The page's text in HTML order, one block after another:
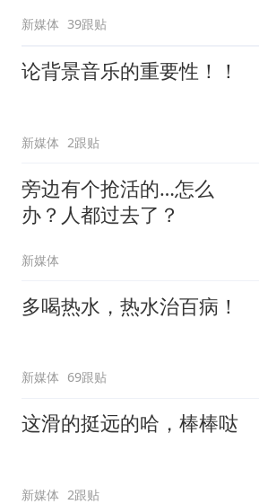
新媒体 39跟贴
论背景音乐的重要性！！
新媒体 2跟贴
旁边有个抢活的…怎么
办？人都过去了？
新媒体
多喝热水，热水治百病！
新媒体 69跟贴
这滑的挺远的哈，棒棒哒
新媒体 2跟贴